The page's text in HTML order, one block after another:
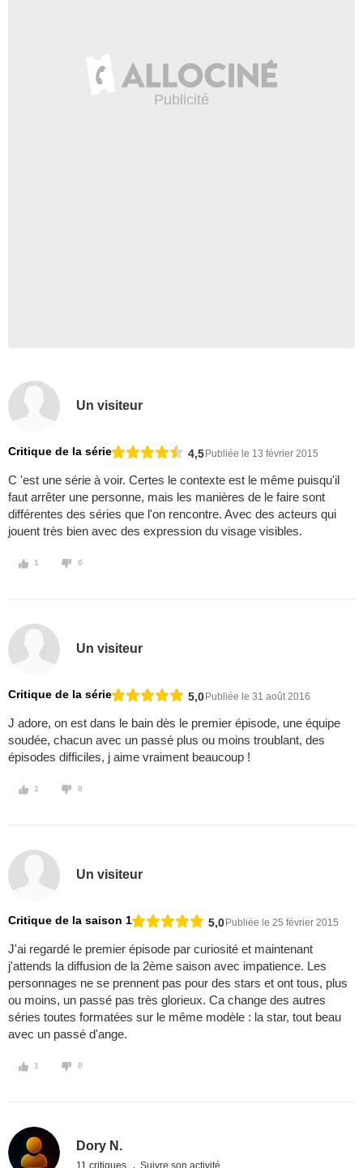
Un visiteur
Critique de la série 4,5Publiée le 13 février 2015
C 'est une série à voir. Certes le contexte est le même puisqu'il
faut arrêter une personne, mais les manières de le faire sont
différentes des séries que l'on rencontre. Avec des acteurs qui
jouent très bien avec des expression du visage visibles.
1 0
Un visiteur
Critique de la série 5,0Publiée le 31 août 2016
J adore, on est dans le bain dès le premier épisode, une équipe
soudée, chacun avec un passé plus ou moins troublant, des
épisodes difficiles, j aime vraiment beaucoup !
1 0
Un visiteur
Critique de la saison 1 5,0Publiée le 25 février 2015
J'ai regardé le premier épisode par curiosité et maintenant
j'attends la diffusion de la 2ème saison avec impatience. Les
personnages ne se prennent pas pour des stars et ont tous, plus
ou moins, un passé pas très glorieux. Ca change des autres
séries toutes formatées sur le même modèle : la star, tout beau
avec un passé d'ange.
1 0
Dory N.
11 critiques Suivre son activité